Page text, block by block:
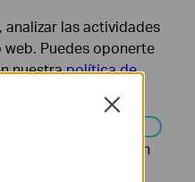
Close
las actividades
Puedes oponerte
nuestrapolítica de
desactivarse en